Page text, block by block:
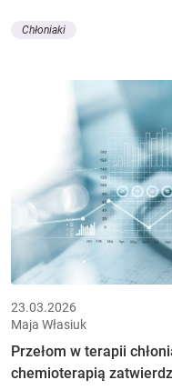
Chłoniaki
23.03.2026
Maja Własiuk
Przełom w terapii
chemioterapią